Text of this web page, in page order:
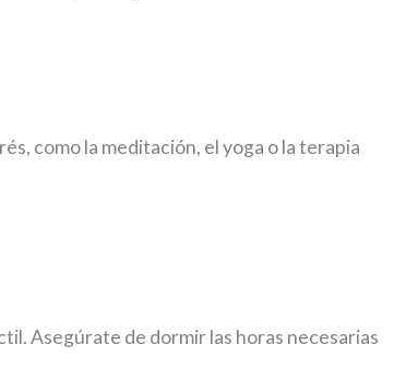
como la meditación, el yoga o la terapia
Asegúrate de dormir las horas necesarias